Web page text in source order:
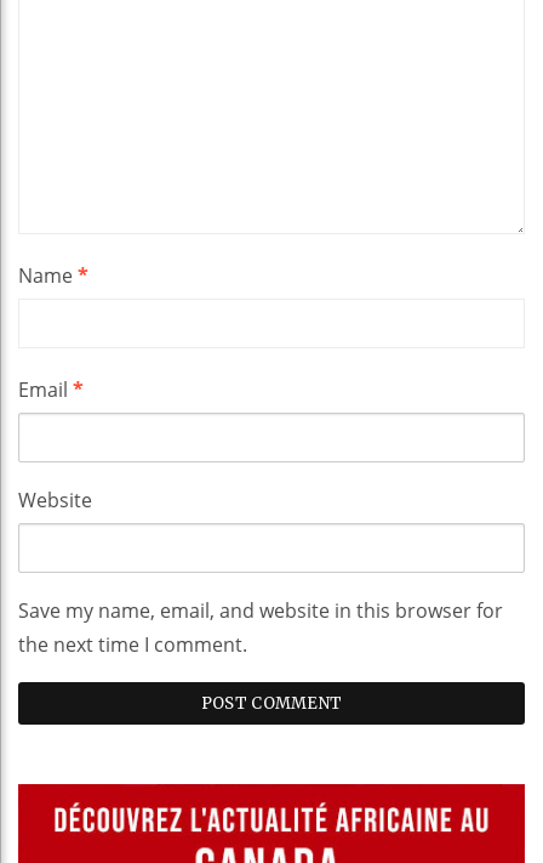
Name*
Email *
Website
Save my name, email, and website in this browser for
the next time I comment.